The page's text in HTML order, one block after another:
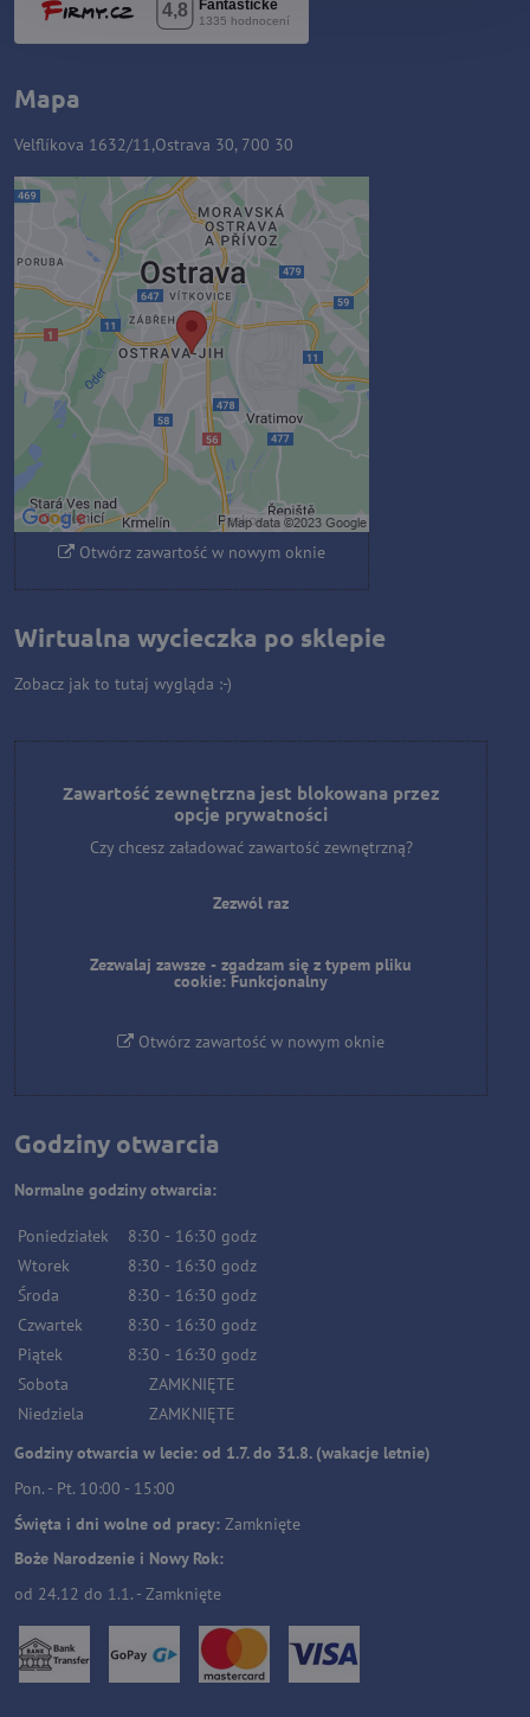
Mapa
Velflíkova 1632/11,Ostrava 30, 700 30
Zawartość zewnętrzna jest
blokowana przez opcje
prywatności
Czy chcesz załadować zawartość
zewnętrzną?
Zezwól raz
Zezwalaj zawsze - zgadzam się z
typem pliku cookie: Funkcjonalny
Otwórz zawartość w nowym oknie
Wirtualna wycieczka po sklepie
Zobacz jak to tutaj wygląda :-)
Zawartość zewnętrzna jest blokowana przez
opcje prywatności
Czy chcesz załadować zawartość zewnętrzną?
Zezwól raz
Zezwalaj zawsze - zgadzam się z typem pliku
cookie: Funkcjonalny
Otwórz zawartość w nowym oknie
Godziny otwarcia
Normalne godziny otwarcia:
Poniedziałek 8:30 - 16:30 godz
Wtorek
8:30 - 16:30 godz
Środa
8:30 - 16:30 godz
Czwartek
8:30 - 16:30 godz
Piątek
8:30 - 16:30 godz
Sobota
ZAMKNIĘTE
Niedziela
ZAMKNIĘTE
Godziny otwarcia w lecie: od 1.7. do 31.8. (wakacje letnie)
Pon. - Pt. 10:00 - 15:00
Święta i dni wolne od pracy: Zamknięte
Boże Narodzenie i Nowy Rok:
od 24.12 do 1.1. - Zamknięte